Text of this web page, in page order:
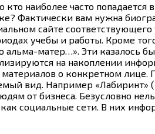
наиболее часто попадается
Фактически вам нужна
сайте
учебы и работы. Кроме
матер…». Эти казалось
на накоплении
о конкретном
вид. Например
от бизнеса. Безусловно
социальные сети. В них